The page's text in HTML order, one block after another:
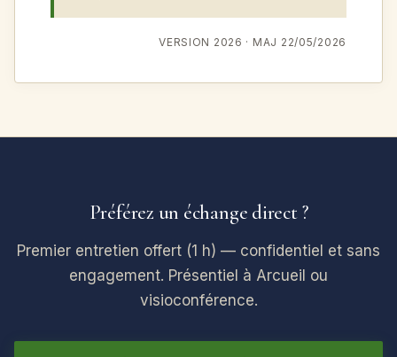
VERSION 2026 · MAJ 22/05/2026
Préférez un échange direct ?
Premier entretien offert (1 h) — confidentiel et sans
engagement. Présentiel à Arcueil ou
visioconférence.